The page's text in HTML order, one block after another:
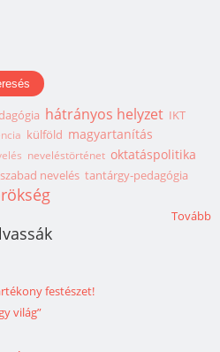
hátrányos helyzet IKT
külföld magyartanítás
neveléstörténet oktatáspolitika
szabad nevelés tantárgy-pedagógia
Tovább
festészet!
világ”